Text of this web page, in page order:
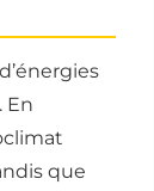
En
que